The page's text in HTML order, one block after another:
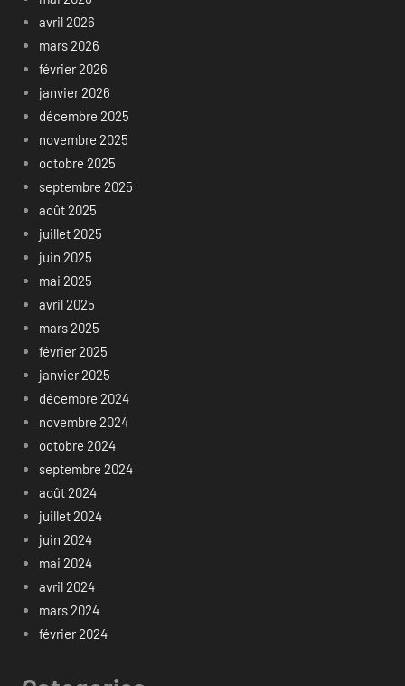
avril 2026
mars 2026
février 2026
janvier 2026
décembre 2025
novembre 2025
octobre 2025
septembre 2025
août 2025
juillet 2025
juin 2025
mai 2025
avril 2025
mars 2025
février 2025
janvier 2025
décembre 2024
novembre 2024
octobre 2024
septembre 2024
août 2024
juillet 2024
juin 2024
mai 2024
avril 2024
mars 2024
février 2024